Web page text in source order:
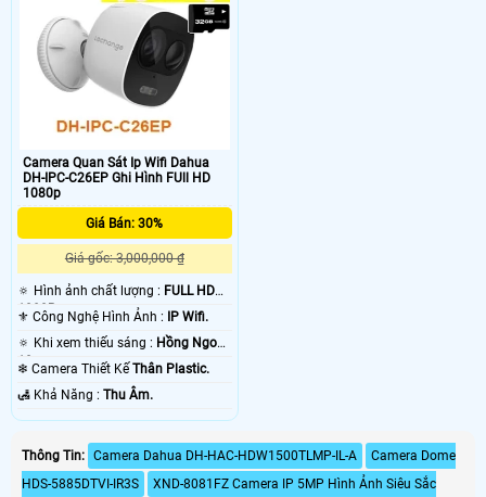
Camera Quan Sát Ip Wifi Dahua
DH-IPC-C26EP Ghi Hình FUll HD
1080p
Giá Bán: 30%
Giá gốc: 3,000,000 ₫
🔅 Hình ảnh chất lượng : FULL HD
1080P .
⚜️ Công Nghệ Hình Ảnh : IP Wifi.
🔅 Khi xem thiếu sáng : Hồng Ngoại
10m .❄ Camera Thiết KếThân Plastic.
️🛃 Khả Năng : Thu Âm.
Thông Tin: Camera Dahua DH-HAC-HDW1500TLMP-IL-A
Camera Dome
HDS-5885DTVI-IR3S
XND-8081FZ Camera IP 5MP Hình Ảnh Siêu Sắc